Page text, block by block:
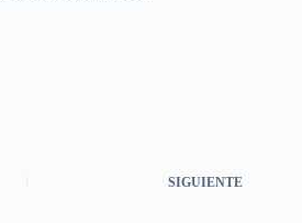
SIGUIENTE